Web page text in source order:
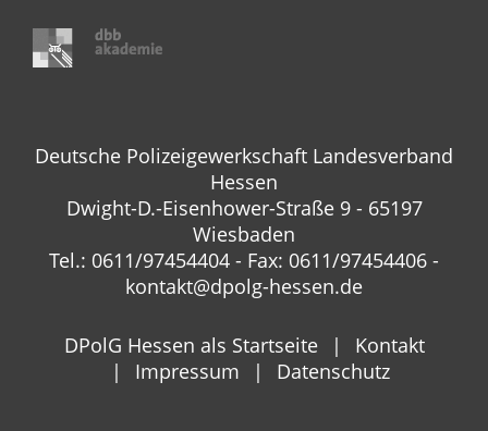
Deutsche Polizeigewerkschaft Landesverband
Hessen
Dwight-D.-Eisenhower-Straße 9 - 65197
Wiesbaden
Tel.: 0611/97454404 - Fax: 0611/97454406 -
kontakt@dpolg-hessen.de
DPolG Hessen als Startseite
Kontakt
Impressum
Datenschutz